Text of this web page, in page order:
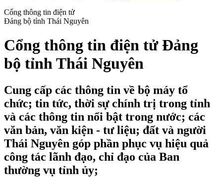
Cổng thông tin điện tử
Đảng bộ tỉnh Thái Nguyên
Cổng thông tin điện tử Đảng
bộ tỉnh Thái Nguyên
Cung cấp các thông tin về bộ máy tổ
chức; tin tức, thời sự chính trị trong tỉnh
và các thông tin nổi bật trong nước; các
văn bản, văn kiện - tư liệu; đất và người
Thái Nguyên góp phần phục vụ hiệu quả
công tác lãnh đạo, chỉ đạo của Ban
thường vụ tỉnh ủy;